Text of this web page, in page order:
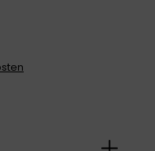
gewünschten